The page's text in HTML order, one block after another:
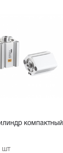
компактный
шт